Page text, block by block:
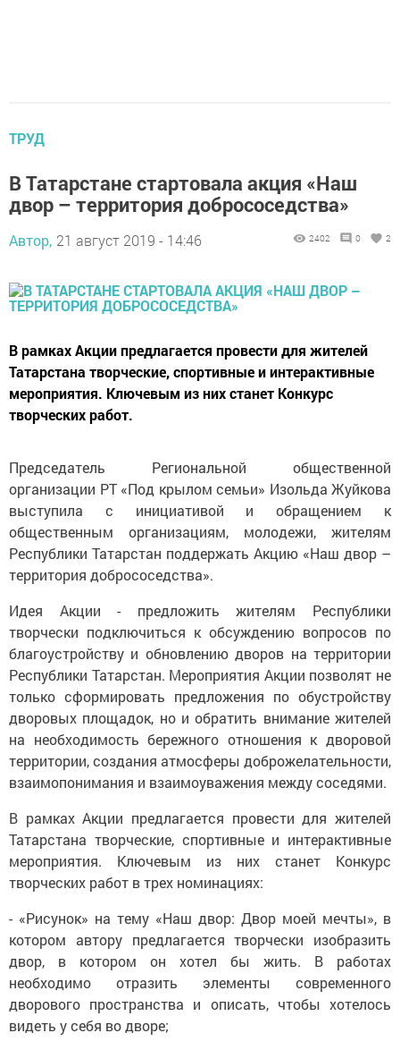
ТРУД
В Татарстане стартовала акция «Наш
двор – территория добрососедства»
Автор, 21 август 2019 - 14:46 2402 0 2
В рамках Акции предлагается провести для жителей
Татарстана творческие, спортивные и интерактивные
мероприятия. Ключевым из них станет Конкурс
творческих работ.
Председатель Региональной общественной
организации РТ «Под крылом семьи» Изольда Жуйкова
выступила с инициативой и обращением к
общественным организациям, молодежи, жителям
Республики Татарстан поддержать Акцию «Наш двор –
территория добрососедства».
Идея Акции - предложить жителям Республики
творчески подключиться к обсуждению вопросов по
благоустройству и обновлению дворов на территории
Республики Татарстан. Мероприятия Акции позволят не
только сформировать предложения по обустройству
дворовых площадок, но и обратить внимание жителей
на необходимость бережного отношения к дворовой
территории, создания атмосферы доброжелательности,
взаимопонимания и взаимоуважения между соседями.
В рамках Акции предлагается провести для жителей
Татарстана творческие, спортивные и интерактивные
мероприятия. Ключевым из них станет Конкурс
творческих работ в трех номинациях:
- «Рисунок» на тему «Наш двор: Двор моей мечты», в
котором автору предлагается творчески изобразить
двор, в котором он хотел бы жить. В работах
необходимо отразить элементы современного
дворового пространства и описать, чтобы хотелось
видеть у себя во дворе;